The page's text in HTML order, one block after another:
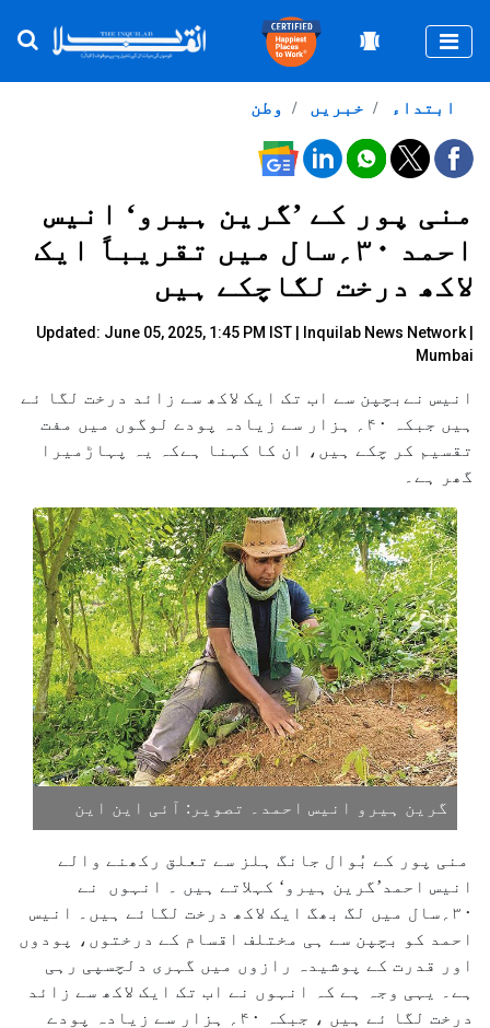
وطن خبریں ابتداء
منی پور کے ’گرین ہیرو‘ انیس
احمد ۳۰؍سال میں تقریباً ایک
لاکھ درخت لگاچکے ہیں
Updated: June 05, 2025, 1:45 PM IST | Inquilab News Network
Mumbai
انیس نےبچپن سے اب تک ایک لاکھ سے زائد درخت لگا ئے
ہیں جبکہ ۴۰؍ ہزار سے زیادہ پودے لوگوں میں مفت
تقسیم کر چکے ہیں، ان کا کہنا ہےکہ یہ پہاڑمیرا
گھر ہے۔
گرین ہیرو انیس احمد۔ تصویر: آئی این این
منی پور کے بُوال جانگ ہلز سے تعلق رکھنے والے
انیس احمد’گرین ہیرو‘ کہلاتے ہیں ۔ انہوں نے
۳۰؍سال میں لگ بھگ ایک لاکھ درخت لگائے ہیں۔ انیس
احمد کو بچپن سے ہی مختلف اقسام کے درختوں، پودوں
اور قدرت کے پوشیدہ رازوں میں گہری دلچسپی رہی
ہے۔ یہی وجہ ہے کہ انہوں نے اب تک ایک لاکھ سے زائد
درخت لگا ئے ہیں ، جبکہ ۴۰؍ ہزار سے زیادہ پودے